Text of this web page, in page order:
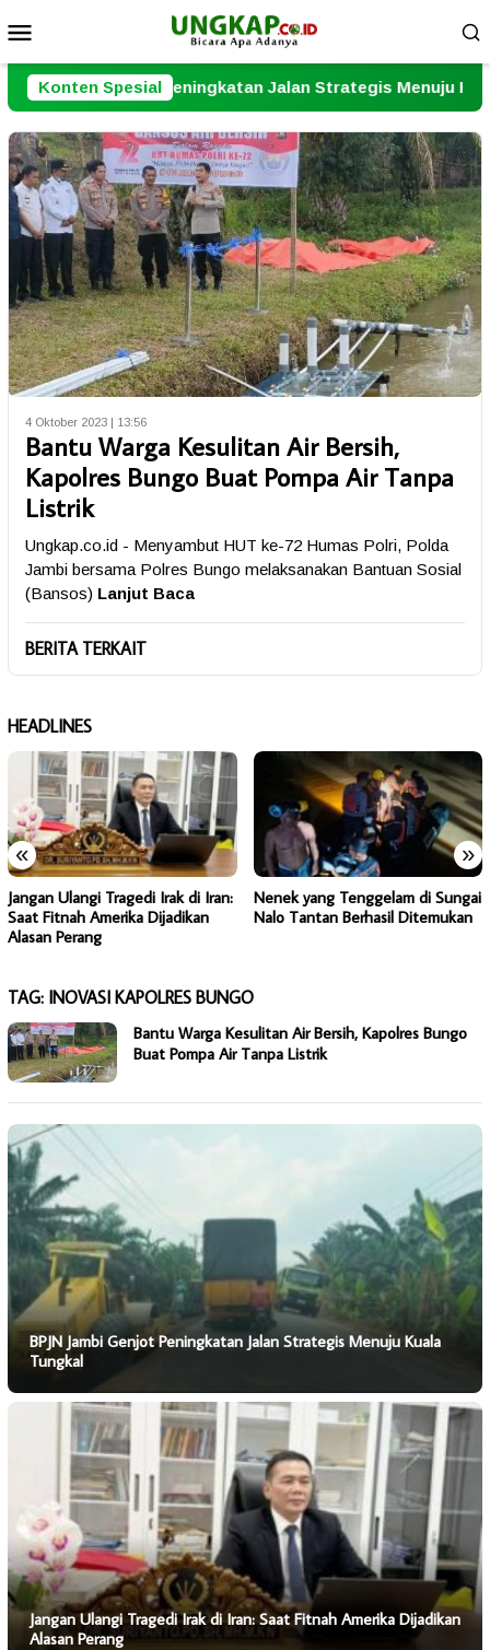
ke
kontenMobile
Konten Spesial
Peningkatan Jalan Strategis Menuju Kuala Tungkal
4 Oktober 2023 | 13:56
Bantu Warga Kesulitan Air Bersih,
Kapolres Bungo Buat Pompa Air Tanpa
Listrik
Ungkap.co.id - Menyambut HUT ke-72 Humas Polri, Polda
Jambi bersama Polres Bungo melaksanakan Bantuan Sosial
(Bansos) Lanjut Baca
BERITA TERKAIT
HEADLINES
« »
Jangan Ulangi Tragedi Irak di Iran:
Saat Fitnah Amerika Dijadikan
Alasan Perang
Nenek yang Tenggelam di Sungai
Nalo Tantan Berhasil Ditemukan
TAG: INOVASI KAPOLRES BUNGO
Bantu Warga Kesulitan Air Bersih, Kapolres Bungo
Buat Pompa Air Tanpa Listrik
BPJN Jambi Genjot Peningkatan Jalan Strategis Menuju Kuala
Tungkal
Jangan Ulangi Tragedi Irak di Iran: Saat Fitnah Amerika Dijadikan
Alasan Perang